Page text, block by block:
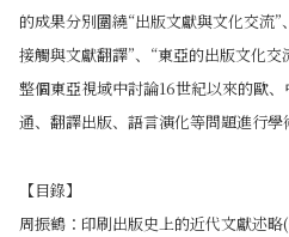
的成果分別圍繞“出版文獻與文化交流
接觸與文獻翻譯”、“東亞的出版文化
整個東亞視域中討論16世紀以來的歐
通、翻譯出版、語言演化等問題進行學
【目錄】
周振鶴：印刷出版史上的近代文獻述略